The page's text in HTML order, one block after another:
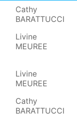
Professeurs
Cathy
BARATTUCCI
Livine
MEUREE
Livine
MEUREE
Cathy
BARATTUCCI